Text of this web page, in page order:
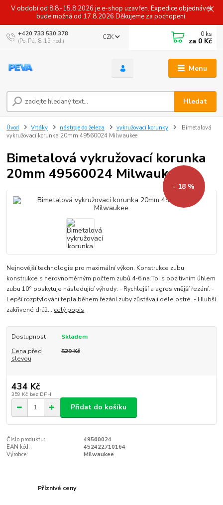
V období od 8.8.-15.8.2026 je e-shop uzavřen. Expedice objednávek
bude možná od 17.8.2026 Děkujeme za pochopení.
Menu
CZK
Hledat
+420 733 530 378
(Po-Pá, 8-15 hod.)
0 ks
za 0 Kč
Úvod Vrtáky nástroje do železa vykružovací korunky
Bimetalová
vykružovací korunka 20mm 49560024 Milwaukee
Bimetalová vykružovací korunka
20mm 49560024 Milwaukee
- 18 %
Nejnovější technologie pro maximální výkon. Konstrukce zubu
konstrukce s nerovnoměrným počtem zubů 4-6 na Tpi s pozitivním úhlem
zubu 10° poskytuje následující výhody: - Rychlejší a agresivnější řezání. -
Lepší rozptylování tepla během řezání zuby zůstávají déle ostré. - Hlubší
zakřivené dráž... celý popis
Dostupnost
Skladem
Cena před
slevou
529 Kč
434 Kč
359 Kč bez DPH
Přidat do košíku
Číslo produktu:
49560024
EAN kód:
452422710164
Výrobce:
Milwaukee
Příznivé ceny